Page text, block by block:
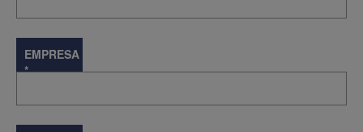
EMPRESA
*